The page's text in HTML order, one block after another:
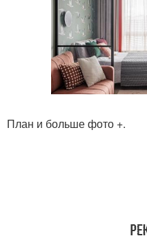
План и больше фото +.